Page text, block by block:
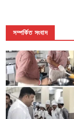
সম্পর্কিত সংবাদ